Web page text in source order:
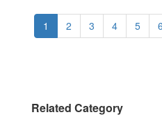
Pagination
Current
page
1 Page
2 Page
3 Page
4 Page
5 6
Related Category